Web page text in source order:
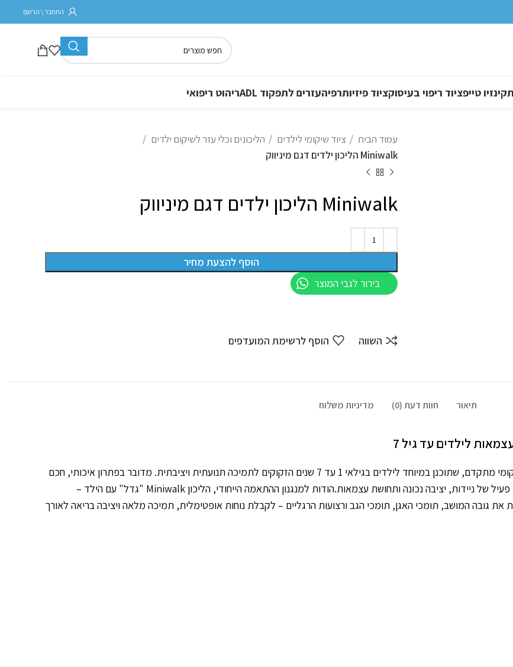
התחבר \ הרשם
קינזיו טייפציוד ריפוי בעיסוקציוד פיזיותרפיהעזרים לתפקוד ADL ריהוט ריפואי
עמוד הבית
ציוד שיקומי לילדים
הליכונים וכלי עזר לשיקום ילדים
Miniwalk הליכון ילדים דגם מיניווק
Miniwalk הליכון ילדים דגם מיניווק
הוסף להצעת מחיר
בירור לגבי המוצר
השווה הוסף לרשימת המועדפים
תיאור חוות דעת (0) מדיניות משלוח
הדנית הוא הליכון שיקומי מתקדם, שתוכנן במיוחד לילדים בגילאי 1 עד 7 שנים הזקוקים לתמיכה תנועתית ויציבתית. מדובר בפתרון איכותי, חכם
ומותאם אישית לשיקום ילדים עם מוגבלויות תנועה – תוך עידוד פעיל של ניידות, יציבה נכונה ותחושת עצמאות.הודות למנגנון ההתאמה הייחודי, הליכון Miniwalk "גדל" עם הילד –
גובה המושב, תומכי האגן, תומכי הגב ורצועות הרגליים – לקבלת נוחות אופטימלית, תמיכה מלאה ויציבה בריאה לאורך